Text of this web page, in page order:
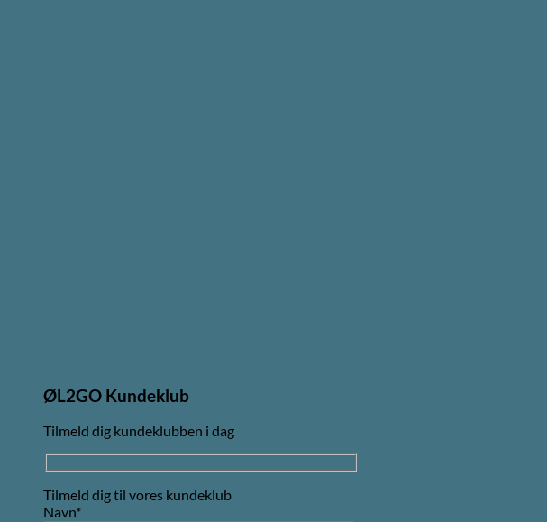
ØL2GO Kundeklub
Tilmeld dig kundeklubben i dag
Tilmeld dig til vores kundeklub
Navn*